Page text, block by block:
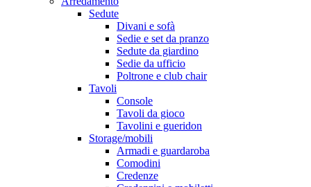
Sedute
Divani e sofà
Sedie e set da pranzo
Sedute da giardino
Sedie da ufficio
Poltrone e club chair
Tavoli
Console
Tavoli da gioco
Tavolini e gueridon
Storage/mobili
Armadi e guardaroba
Comodini
Credenze